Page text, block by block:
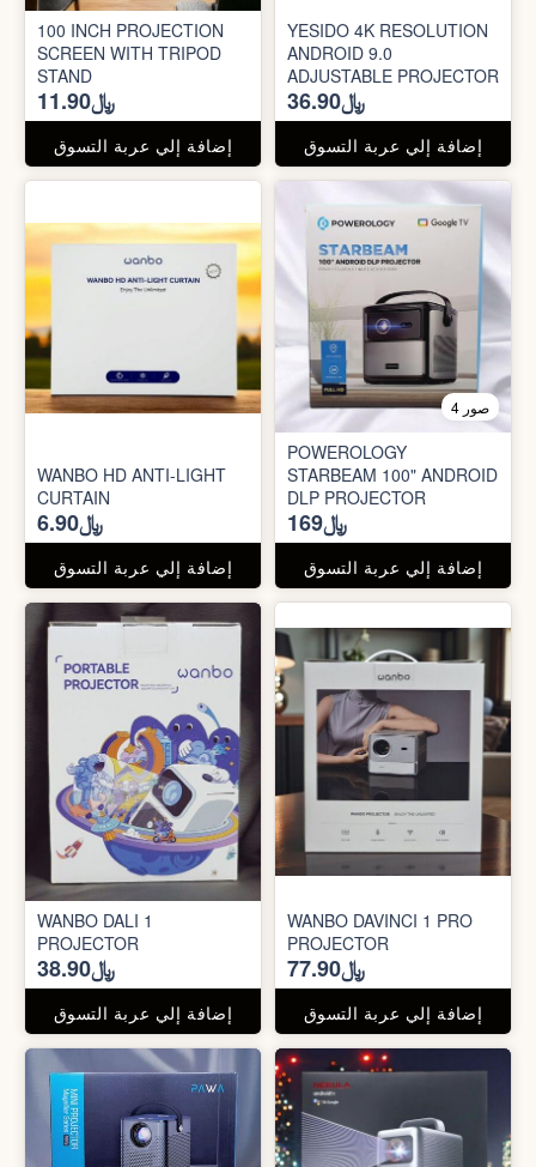
100 INCH PROJECTION
SCREEN WITH TRIPOD
STAND
﷼11.90
إضافة إلي عربة التسوق
YESIDO 4K RESOLUTION
ANDROID 9.0
ADJUSTABLE PROJECTOR
﷼36.90
إضافة إلي عربة التسوق
WANBO HD ANTI-LIGHT
CURTAIN
﷼6.90
إضافة إلي عربة التسوق
4 صور
POWEROLOGY
STARBEAM 100" ANDROID
DLP PROJECTOR
﷼169
إضافة إلي عربة التسوق
WANBO DALI 1
PROJECTOR
﷼38.90
إضافة إلي عربة التسوق
WANBO DAVINCI 1 PRO
PROJECTOR
﷼77.90
إضافة إلي عربة التسوق